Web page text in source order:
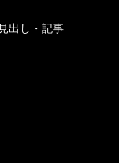
出し・記事